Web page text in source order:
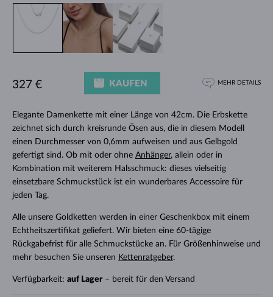
Elegante Damenkette mit einer Länge von 42cm. Die Erbskette
zeichnet sich durch kreisrunde Ösen aus, die in diesem Modell
einen Durchmesser von 0,6mm aufweisen und aus Gelbgold
gefertigt sind. Ob mit oder ohne Anhänger, allein oder in
Kombination mit weiterem Halsschmuck: dieses vielseitig
einsetzbare Schmuckstück ist ein wunderbares Accessoire für
jeden Tag.
Alle unsere Goldketten werden in einer Geschenkbox mit einem
Echtheitszertifikat geliefert. Wir bieten eine 60-tägige
Rückgabefrist für alle Schmuckstücke an. Für Größenhinweise und
mehr besuchen Sie unseren Kettenratgeber.
Verfügbarkeit: auf Lager– bereit für den Versand
327 € KAUFEN MEHR DETAILS